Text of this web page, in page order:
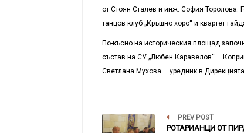
от Стоян Сталев и инж. София Торолова.
танцов клуб „Кръшно хоро“ и квартет
По-късно на историческия площад
състав на СУ „Любен Каравелов“ –
Светлана Мухова – уредник в
PREV POST
РОТАРИАНЦИ ОТ